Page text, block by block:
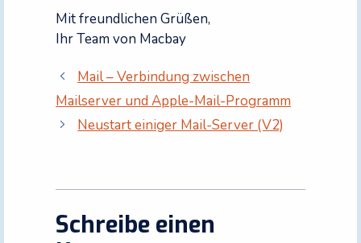
Mit freundlichen Grüßen,
Ihr Team von Macbay
Mail – Verbindung zwischen
Mailserver und Apple-Mail-Programm
Neustart einiger Mail-Server (V2)
Schreibe einen